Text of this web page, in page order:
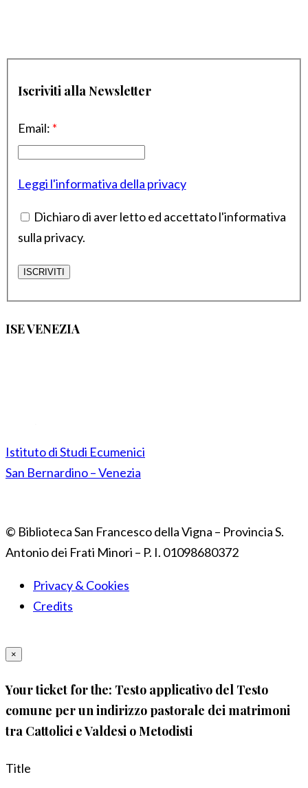
Iscriviti alla Newsletter
Email: *
Leggi l'informativa della privacy
Dichiaro di aver letto ed accettato l'informativa
sulla privacy.
ISE VENEZIA
Istituto di Studi Ecumenici
San Bernardino – Venezia
© Biblioteca San Francesco della Vigna – Provincia S.
Antonio dei Frati Minori – P. I. 01098680372
Privacy & Cookies
Credits
×
Your ticket for the: Testo applicativo del Testo
comune per un indirizzo pastorale dei matrimoni
tra Cattolici e Valdesi o Metodisti
Title